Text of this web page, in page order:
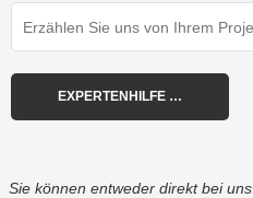
Sie können entweder direkt bei